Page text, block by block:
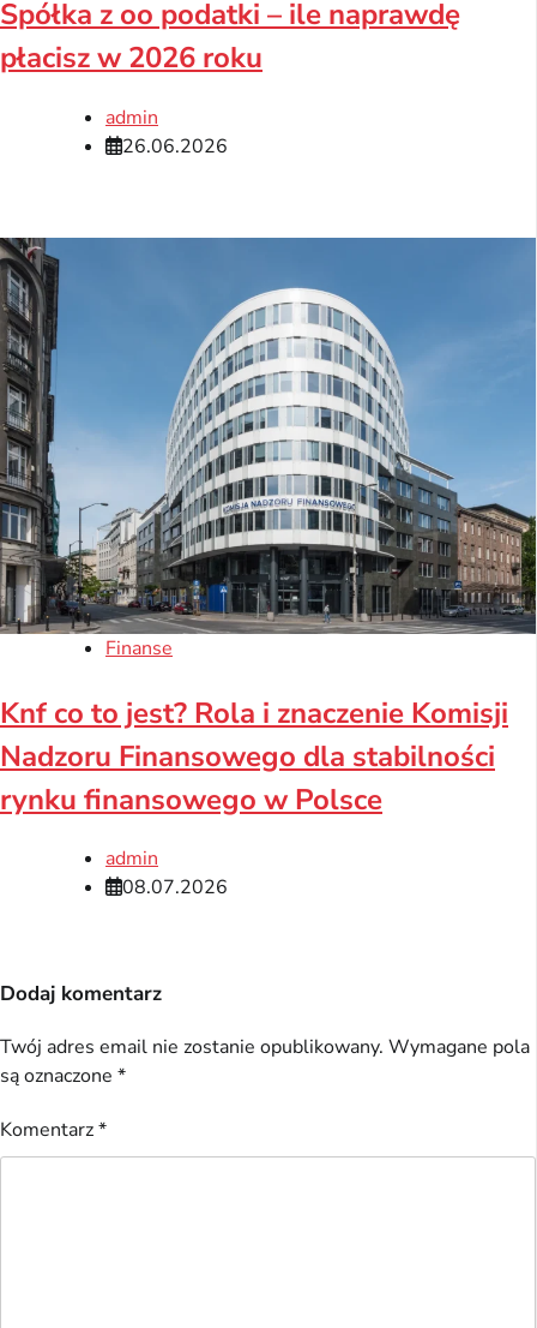
Spółka z oo podatki – ile naprawdę
płacisz w 2026 roku
admin
26.06.2026
Finanse
Knf co to jest? Rola i znaczenie Komisji
Nadzoru Finansowego dla stabilności
rynku finansowego w Polsce
admin
08.07.2026
Dodaj komentarz
Twój adres email nie zostanie opublikowany. Wymagane pola
są oznaczone *
Komentarz*